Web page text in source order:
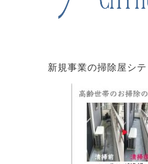
新規事業の掃除屋シ